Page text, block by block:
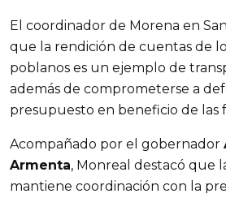
El coordinador de Morena en
que la rendición de cuentas de
poblanos es un ejemplo de
además de comprometerse a
presupuesto en beneficio de las
Acompañado por el gobernador
Armenta, Monreal destacó que
mantiene coordinación con la